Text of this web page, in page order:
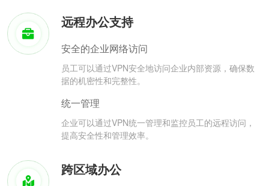
远程办公支持
安全的企业网络访问
员工可以通过VPN安全地访问企业内部资源，确保数
据的机密性和完整性。
统一管理
企业可以通过VPN统一管理和监控员工的远程访问，
提高安全性和管理效率。
跨区域办公